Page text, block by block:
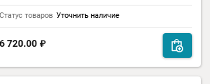
ALERTO HM-30T MINI
Громкоговоритель рупорный
3,7/7,5/15/30 Вт, 100 В, 102дБ, материал
Добавить к сравнению